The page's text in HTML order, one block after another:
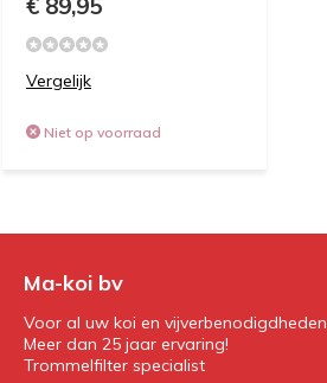
€ 89,95
Vergelijk
Niet op voorraad
Ma-koi bv
Voor al uw koi en vijverbenodigdheden
Meer dan 25 jaar ervaring!
Trommelfilter specialist